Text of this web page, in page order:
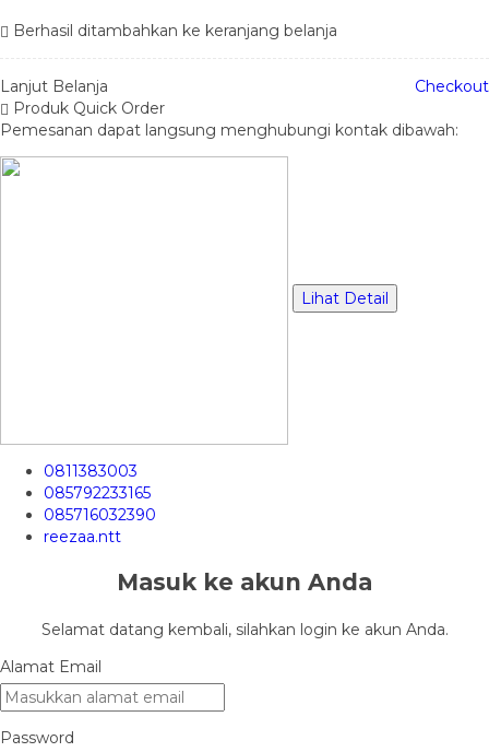
Berhasil ditambahkan ke keranjang belanja
Lanjut Belanja
Checkout
Produk Quick Order
Pemesanan dapat langsung menghubungi kontak dibawah:
Lihat Detail
0811383003
085792233165
085716032390
reezaa.ntt
Masuk ke akun Anda
Selamat datang kembali, silahkan login ke akun Anda.
Alamat Email
Password